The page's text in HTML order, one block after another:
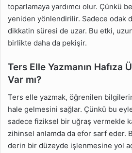
toparlamaya yardımcı olur. Çünkü
yeniden yönlendirilir. Sadece odak
dikkatin süresi de uzar. Bu etki,
birlikte daha da pekişir.
Ters Elle Yazmanın Hafıza
Var mı?
Ters elle yazmak, öğrenilen
hale gelmesini sağlar. Çünkü bu
sadece fiziksel bir uğraş vermekle
zihinsel anlamda da efor sarf eder.
derin bir düzeyde işlenmesine yol